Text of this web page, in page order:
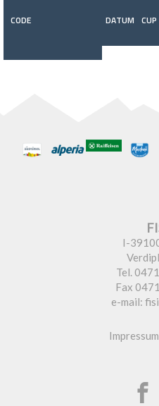
CODE DATUM CUP
I-
Tel.
Fax
e-mail:
Impressum